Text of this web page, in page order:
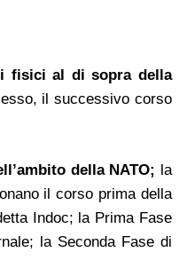
fisici al di sopra della
il successivo corso
della NATO; la
il corso prima della
Indoc; la Prima Fase
la Seconda Fase di